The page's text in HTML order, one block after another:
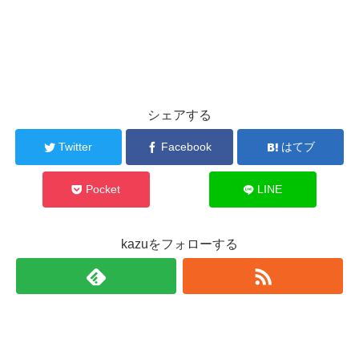
シェアする
Twitter Facebook はてブ
Pocket LINE
kazuをフォローする